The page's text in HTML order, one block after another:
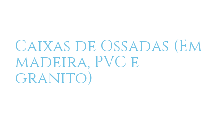
Caixas de Ossadas (Em
madeira, PVC e
granito)